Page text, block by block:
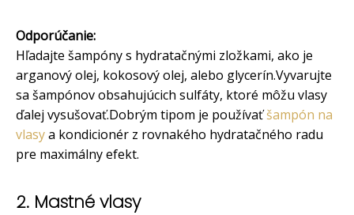
Odporúčanie:
Hľadajte šampóny s hydratačnými zložkami, ako je
arganový olej, kokosový olej, alebo glycerín.Vyvarujte
sa šampónov obsahujúcich sulfáty, ktoré môžu vlasy
ďalej vysušovať.Dobrým tipom je používaťšampón na
vlasya kondicionér z rovnakého hydratačného radu
pre maximálny efekt.
2. Mastné vlasy